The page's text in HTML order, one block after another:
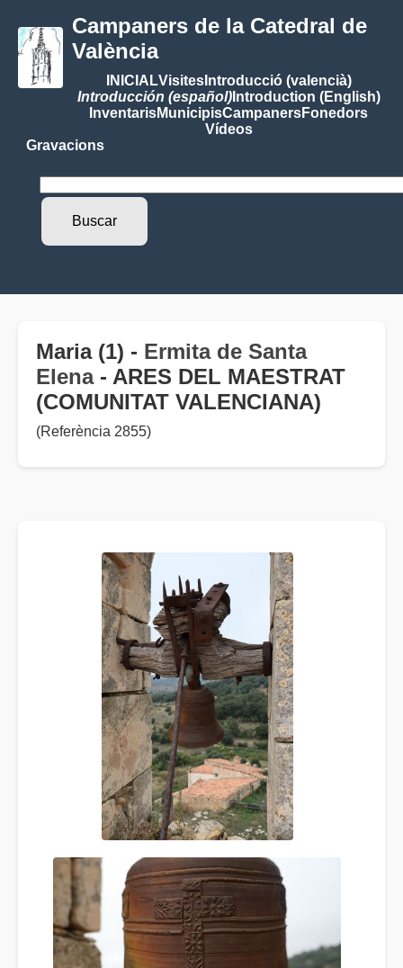
Campaners de la Catedral de
València
INICIALVisitesIntroducció (valencià)
Introducción (español)Introduction (English)
InventarisMunicipisCampanersFonedors
Vídeos
Gravacions
Maria (1) - Ermita de Santa
Elena- ARES DEL MAESTRAT
(COMUNITAT VALENCIANA)
(Referència 2855)